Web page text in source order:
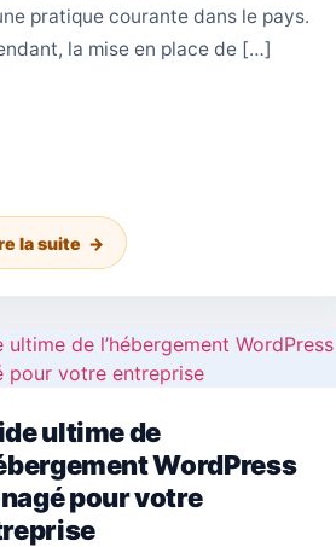
pratique courante dans le pays.
la mise en place de […]
la suite
ultime de
WordPress
pour votre